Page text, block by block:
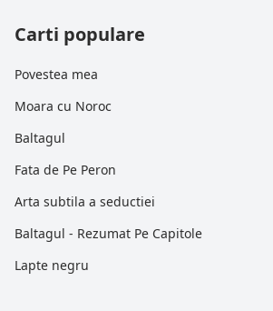
Carti populare
Povestea mea
Moara cu Noroc
Baltagul
Fata de Pe Peron
Arta subtila a seductiei
Baltagul - Rezumat Pe Capitole
Lapte negru